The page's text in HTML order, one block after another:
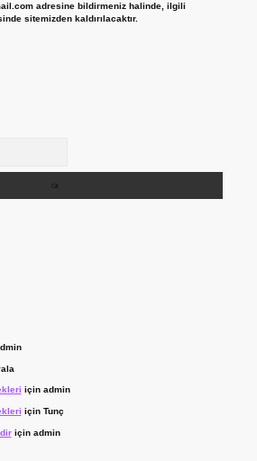
adresine bildirmeniz halinde, ilgili
sitemizden kaldırılacaktır.
için admin
için Tunç
için admin